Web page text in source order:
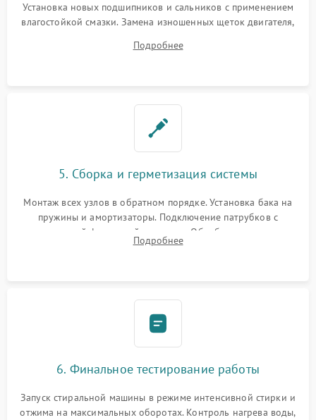
Установка новых подшипников и сальников с применением
влагостойкой смазки. Замена изношенных щеток двигателя,
или поврежденной резиновой манжеты.
Подробнее
5. Сборка и герметизация системы
Монтаж всех узлов в обратном порядке. Установка бака на
пружины и амортизаторы. Подключение патрубков с
надежной фиксацией хомутами. Обработка стыков
герметиком для предотвращения возможных протечек воды.
Подробнее
6. Финальное тестирование работы
Запуск стиральной машины в режиме интенсивной стирки и
отжима на максимальных оборотах. Контроль нагрева воды,